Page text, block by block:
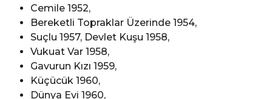
Cemile 1952,
Bereketli Topraklar Üzerinde 1954,
Suçlu 1957, Devlet Kuşu 1958,
Vukuat Var 1958,
Gavurun Kızı 1959,
Küçücük 1960,
Dünya Evi 1960,